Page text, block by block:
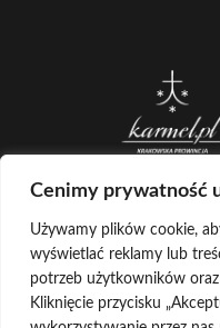
Cenimy prywatność
Używamy plików cookie,
wyświetlać reklamy lub
potrzeb użytkowników
Kliknięcie przycisku
CREATED BY
COPYRIGHT ©